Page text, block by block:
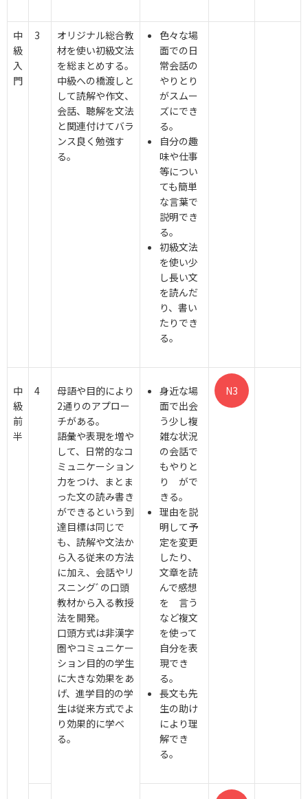
中
級
入
門
3
オリジナル総合教
材を使い初級文法
を総まとめする。
中級への橋渡しと
して読解や作文、
会話、聴解を文法
と関連付けてバラ
ンス良く勉強す
る。
色々な場
面での日
常会話の
やりとり
がスムー
ズにでき
る。
自分の趣
味や仕事
等につい
ても簡単
な言葉で
説明でき
る。
初級文法
を使い少
し長い文
を読んだ
り、書い
たりでき
る。
中
級
前
半
4
母語や目的により
2通りのアプロー
チがある。
語彙や表現を増や
して、日常的なコ
ミュニケーション
力をつけ、まとま
った文の読み書き
ができるという到
達目標は同じで
も、読解や文法か
ら入る従来の方法
に加え、会話やリ
スニングﾞの口頭
教材から入る教授
法を開発。
口頭方式は非漢字
圏やコミュニケー
ション目的の学生
に大きな効果をあ
げ、進学目的の学
生は従来方式でよ
り効果的に学べ
る。
身近な場
面で出会
う少し複
雑な状況
の会話で
もやりと
り がで
きる。
理由を説
明して予
定を変更
したり、
文章を読
んで感想
を 言う
など複文
を使って
自分を表
現でき
る。
長文も先
生の助け
により理
解でき
る。
N3